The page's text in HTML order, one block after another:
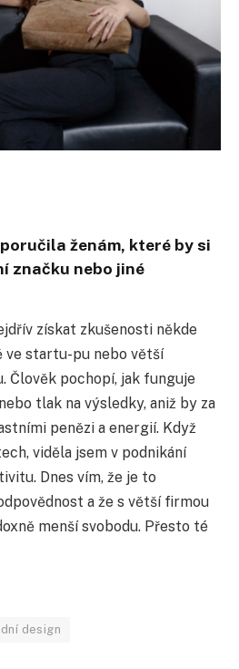
ženám, které by si
značku nebo jiné
získat zkušenosti někde
ve startu-pu nebo větší
Člověk pochopí, jak funguje
tlak na výsledky, aniž by za
penězi a energií. Když
viděla jsem v podnikání
Dnes vím, že je to
a že s větší firmou
menší svobodu. Přesto té
design